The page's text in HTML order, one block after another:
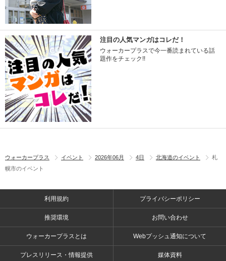
注目の人気マンガはコレだ！
ウォーカープラスで今一番読まれている話
題作をチェック!!
ウォーカープラス イベント 2026年06月 4日 北海道のイベント
札
幌市のイベント
利用規約 プライバシーポリシー
推奨環境 お問い合わせ
ウォーカープラスとは Webプッシュ通知について
プレスリリース・情報提供 媒体資料